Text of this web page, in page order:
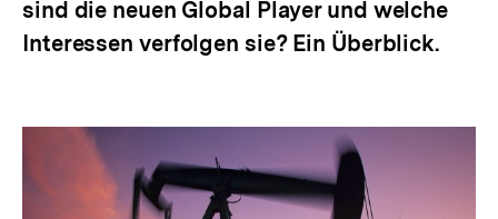
sind die neuen Global Player und welche
Interessen verfolgen sie? Ein Überblick.